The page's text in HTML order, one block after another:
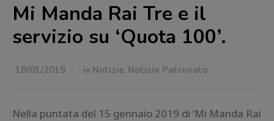
Mi Manda Rai Tre e il
servizio su ‘Quota 100’.
18/01/2019 in Notizie, Notizie Patronato
Nella puntata del 15 gennaio 2019 di ‘Mi Manda Rai